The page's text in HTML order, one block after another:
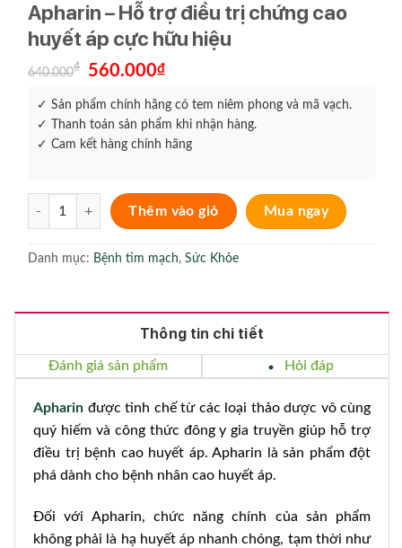
Apharin – Hỗ trợ điều trị chứng cao
huyết áp cực hữu hiệu
640.000₫
Giá
gốc
640.000₫.
560.000₫Giá
là:
560.000₫.
✓ Sản phẩm chính hãng có tem niêm phong và mã vạch.
✓ Thanh toán sản phẩm khi nhận hàng.
✓ Cam kết hàng chính hãng
Apharin - Hỗ trợ điều trị chứng cao huyết áp cực hữu hiệu số lượng
Thêm vào giỏ Mua ngay
Danh mục: Bệnh tim mạch, Sức Khỏe
Thông tin chi tiết
Đánh giá sản phẩm Hỏi đáp
Apharin được tinh chế từ các loại thảo dược vô cùng
quý hiếm và công thức đông y gia truyền giúp hỗ trợ
điều trị bệnh cao huyết áp. Apharin là sản phẩm đột
phá dành cho bệnh nhân cao huyết áp.
Đối với Apharin, chức năng chính của sản phẩm
không phải là hạ huyết áp nhanh chóng, tạm thời như